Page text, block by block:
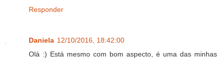
Responder
Daniela 12/10/2016, 18:42:00
Olá :) Está mesmo com bom aspecto, é uma das minhas